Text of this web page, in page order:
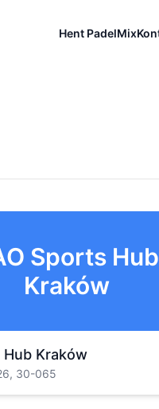
Hent PadelMix
Sports Hub
Kraków
Kraków
30-065